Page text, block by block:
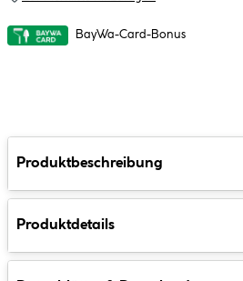
BayWa-Card-Bonus
Produktbeschreibung
Produktdetails